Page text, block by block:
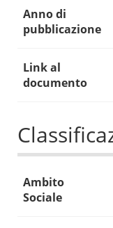
Anno di
pubblicazione
Link al
documento
Ambito
Sociale